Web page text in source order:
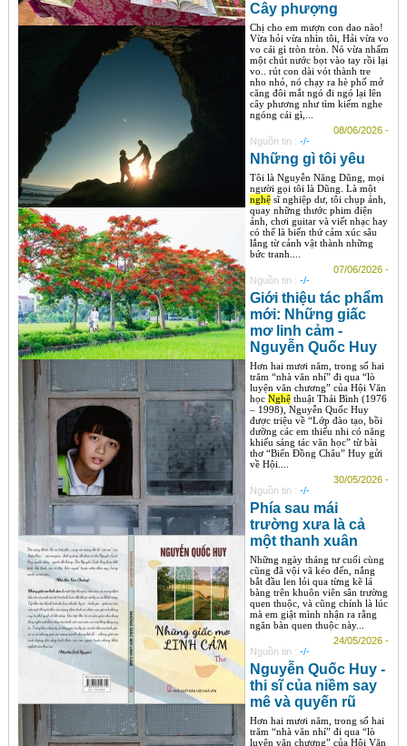
Cây phượng
Chị cho em mượn con dao nào!
Vừa hỏi vừa nhìn tôi, Hải vừa vo
vo cái gì tròn tròn. Nó vừa nhấm
một chút nước bọt vào tay rồi lại
vo.. rút con dài vót thành tre
nho nhỏ, nó chạy ra hè phố mở
căng đôi mắt ngó đi ngó lại lên
cây phương như tìm kiếm nghe
ngóng cái gì,...
08/06/2026 -
Nguồn tin : -/-
Những gì tôi yêu
Tôi là Nguyễn Năng Dũng, mọi
người gọi tôi là Dũng. Là một
nghệsĩ nghiệp dư, tôi chụp ảnh,
quay những thước phim điện
ảnh, chơi guitar và viết nhạc hay
có thể là biến thứ cảm xúc sâu
lắng từ cảnh vật thành những
bức tranh....
07/06/2026 -
Nguồn tin : -/-
Giới thiệu tác phẩm
mới: Những giấc
mơ linh cảm -
Nguyễn Quốc Huy
Hơn hai mươi năm, trong số hai
trăm “nhà văn nhí” đi qua “lò
luyện văn chương” của Hội Văn
học Nghệthuật Thái Bình (1976
– 1998), Nguyễn Quốc Huy
được triệu về “Lớp đào tạo, bồi
dưỡng các em thiếu nhi có năng
khiếu sáng tác văn học” từ bài
thơ “Biển Đồng Châu” Huy gửi
về Hội....
30/05/2026 -
Nguồn tin : -/-
Phía sau mái
trường xưa là cả
một thanh xuân
Những ngày tháng tư cuối cùng
cũng đã vội vã kéo đến, nắng
bắt đầu len lỏi qua từng kẽ lá
bàng trên khuôn viên sân trường
quen thuộc, và cũng chính là lúc
mà em giật mình nhận ra rằng
ngăn bàn quen thuộc này...
24/05/2026 -
Nguồn tin : -/-
Nguyễn Quốc Huy -
thi sĩ của niềm say
mê và quyến rũ
Hơn hai mươi năm, trong số hai
trăm “nhà văn nhí” đi qua “lò
luyện văn chương” của Hội Văn